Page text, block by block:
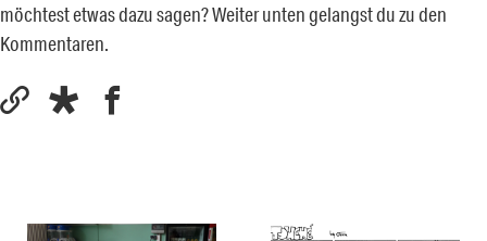
möchtest etwas dazu sagen? Weiter unten gelangst du zu den
Kommentaren.